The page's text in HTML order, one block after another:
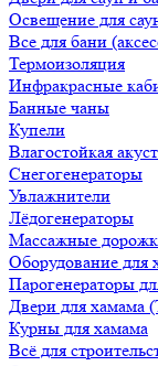
Освещение для
Все для бани
Термоизоляция
Инфракрасные
Банные чаны
Купели
Влагостойкая
Снегогенераторы
Увлажнители
Лёдогенераторы
Массажные
Оборудование для
Парогенераторы
Двери для хамама
Курны для хамама
Всё для